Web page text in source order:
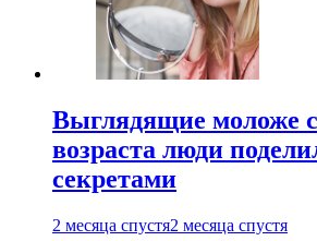
Выглядящие моложе
возраста люди
секретами
2 месяца спустя2 месяца спустя